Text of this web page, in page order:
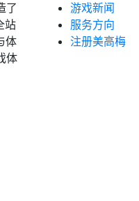
了
站
体
体
游戏新闻
服务方向
注册美高梅